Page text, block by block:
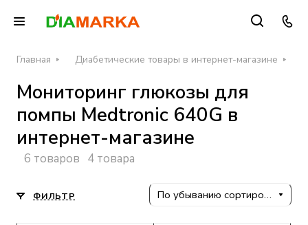
Главная Диабетические товары в интернет-магазине
Мониторинг глюкозы для
помпы Medtronic 640G в
интернет-магазине
6 товаров 4 товара
ФИЛЬТР По убыванию сортировки